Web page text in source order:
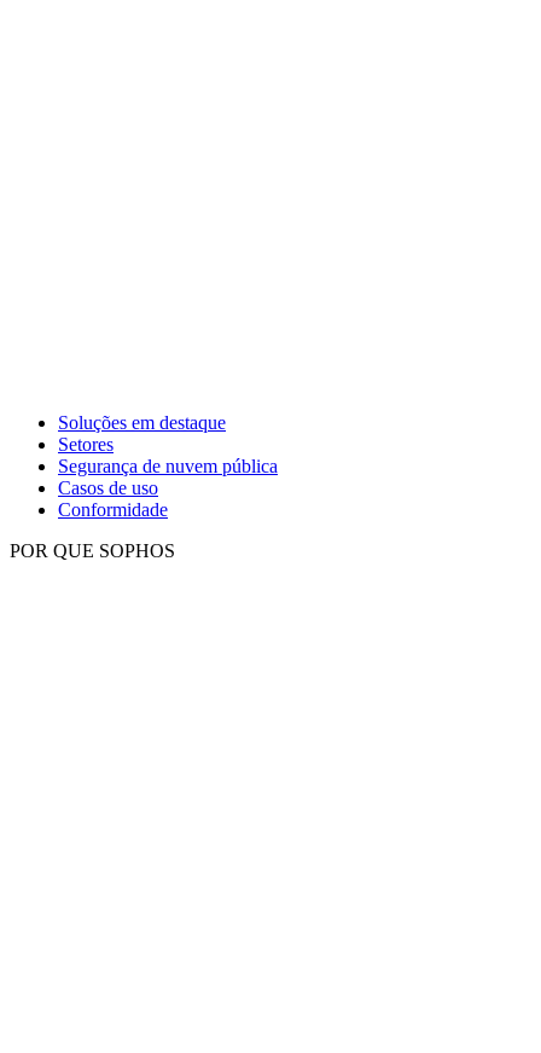
Soluções em destaque
Setores
Segurança de nuvem pública
Casos de uso
Conformidade
POR QUE SOPHOS